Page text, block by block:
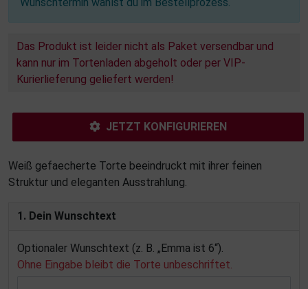
Das Produkt ist leider nicht als Paket versendbar und
kann nur im Tortenladen abgeholt oder per VIP-
Kurierlieferung geliefert werden!
JETZT KONFIGURIEREN
Weiß gefaecherte Torte beeindruckt mit ihrer feinen
Struktur und eleganten Ausstrahlung.
1. Dein Wunschtext
Optionaler Wunschtext (z. B. „Emma ist 6“).
Ohne Eingabe bleibt die Torte unbeschriftet.